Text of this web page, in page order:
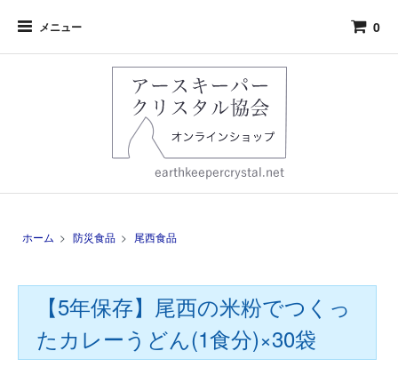
メニュー 0
ホーム > 防災食品 > 尾西食品
【5年保存】尾西の米粉でつくっ
たカレーうどん(1食分)×30袋